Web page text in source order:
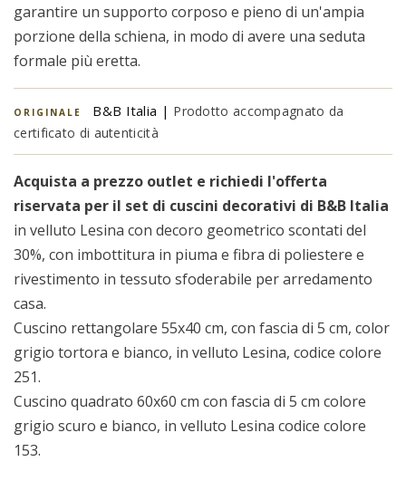
garantire un supporto corposo e pieno di un'ampia
porzione della schiena, in modo di avere una seduta
formale più eretta.
ORIGINALE B&B Italia | Prodotto accompagnato da
certificato di autenticità
Acquista a prezzo outlet e richiedi l'offerta
riservata per il set di cuscini decorativi di B&B Italia
in velluto Lesina con decoro geometrico scontati del
30%, con imbottitura in piuma e fibra di poliestere e
rivestimento in tessuto sfoderabile per arredamento
casa.
Cuscino rettangolare 55x40 cm, con fascia di 5 cm, color
grigio tortora e bianco, in velluto Lesina, codice colore
251.
Cuscino quadrato 60x60 cm con fascia di 5 cm colore
grigio scuro e bianco, in velluto Lesina codice colore
153.